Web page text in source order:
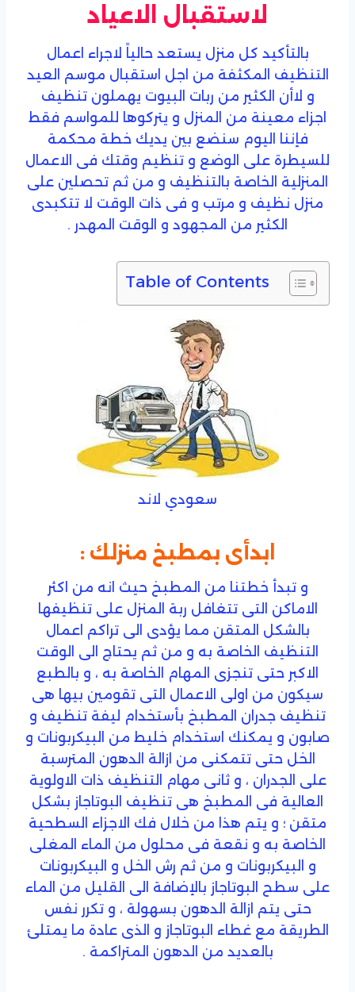
لاستقبال الاعياد
بالتأكيد كل منزل يستعد حالياً لاجراء اعمال
التنظيف المكثفة من اجل استقبال موسم العيد
و لاأن الكثير من ربات البيوت يهملون تنظيف
اجزاء معينة من المنزل و يتركوها للمواسم فقط
فإننا اليوم سنضع بين يديك خطة محكمة
للسيطرة على الوضع و تنظيم وقتك فى الاعمال
المنزلية الخاصة بالتنظيف و من ثم تحصلين على
منزل نظيف و مرتب و فى ذات الوقت لا تتكبدى
الكثير من المجهود و الوقت المهدر .
Table of Contents
سعودي لاند
ابدأى بمطبخ منزلك :
و تبدأ خطتنا من المطبخ حيث انه من اكثر
الاماكن التى تتغافل ربة المنزل على تنظيفها
بالشكل المتقن مما يؤدى الى تراكم اعمال
التنظيف الخاصة به و من ثم يحتاج الى الوقت
الاكبر حتى تنجزى المهام الخاصة به ، و بالطبع
سيكون من اولى الاعمال التى تقومين بيها هى
تنظيف جدران المطبخ بأستخدام ليفة تنظيف و
صابون و يمكنك استخدام خليط من البيكربونات و
الخل حتى تتمكنى من ازالة الدهون المترسبة
على الجدران ، و ثانى مهام التنظيف ذات الاولوية
العالية فى المطبخ هى تنظيف البوتاجاز بشكل
متقن ؛ و يتم هذا من خلال فك الاجزاء السطحية
الخاصة به و نقعة فى محلول من الماء المغلى
و البيكربونات و من ثم رش الخل و البيكربونات
على سطح البوتاجاز بالإضافة الى القليل من الماء
حتى يتم ازالة الدهون بسهولة ، و تكرر نفس
الطريقة مع غطاء البوتاجاز و الذى عادة ما يمتلئ
بالعديد من الدهون المتراكمة .